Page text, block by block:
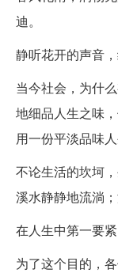
迪。
静听花开的声音
当今社会，为什
地细品人生之味
用一份平淡品味人
不论生活的坎坷
溪水静静地流淌
在人生中第一要紧
为了这个目的，